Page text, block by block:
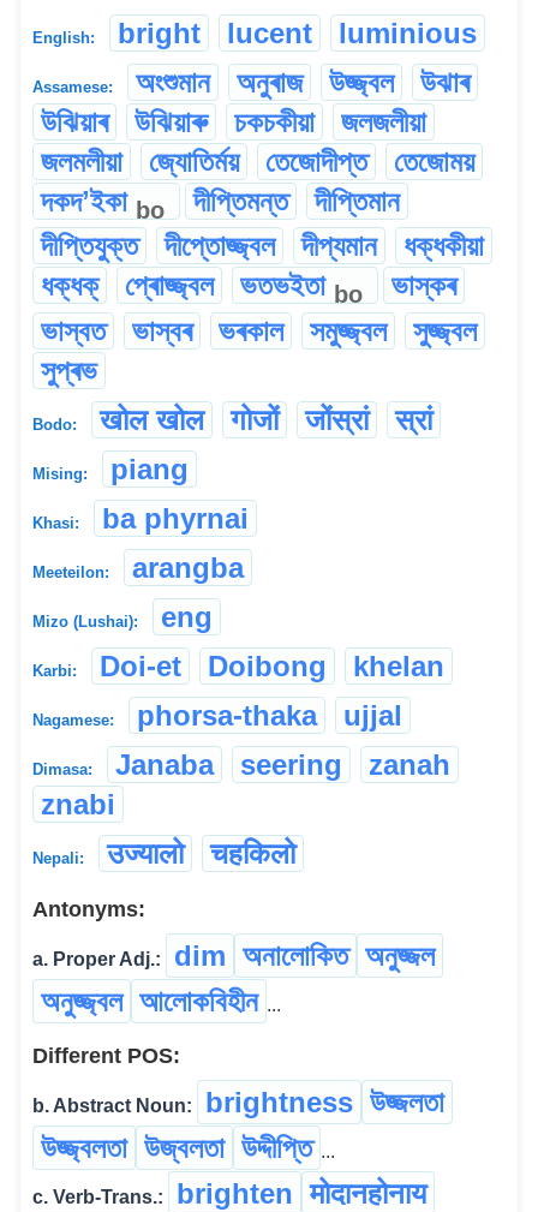
English: bright lucent luminious
Assamese: অংশুমান অনুৰাজ উজ্জ্বল
উঝাৰ
উঝিয়াৰ
উঝিয়াৰু চকচকীয়া
জলজলীয়া
জলমলীয়া
জ্যোতিৰ্ময় তেজোদীপ্ত
তেজোময়
দকদʼইকা bo দীপ্তিমন্ত
দীপ্তিমান
দীপ্তিযুক্ত
দীপ্তোজ্জ্বল দীপ্যমান
ধক্‌ধকীয়া
ধক্‌ধক্‌
প্ৰোজ্জ্বল ভতভইতা bo
ভাস্কৰ
ভাস্বত
ভাস্বৰ ভৰকাল সমুজ্জ্বল
সুজ্জ্বল
সুপ্ৰভ
Bodo: खोल खोल गोजों जोंस्रां स्रां
Mising: piang
Khasi: ba phyrnai
Meeteilon: arangba
Mizo (Lushai): eng
Karbi: Doi-et Doibong khelan
Nagamese: phorsa-thaka ujjal
Dimasa: Janaba seering
zanah
znabi
Nepali: उज्यालो चहकिलो
Antonyms:
a. Proper Adj.: dim অনালোকিত অনুজ্জল
অনুজ্জ্বল আলোকবিহীন ...
Different POS:
b. Abstract Noun: brightness উজ্জলতা
উজ্জ্বলতা উজ্বলতা উদ্দীপ্তি ...
c. Verb-Trans.: brighten मोदानहोनाय